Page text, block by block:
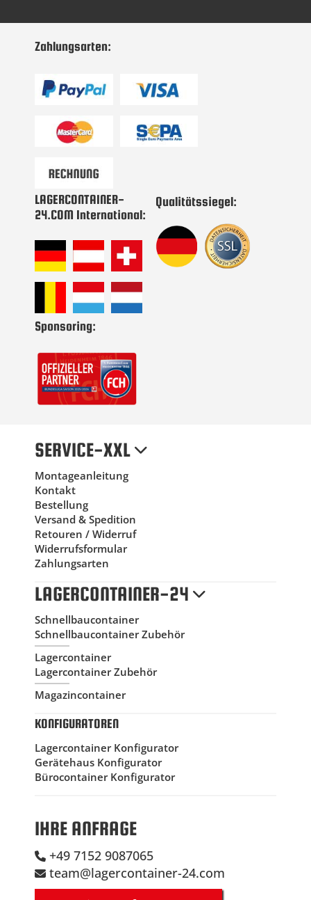
an:
Zahlungsarten:
LAGERCONTAINER-
24.COM International:
Qualitätssiegel:
Sponsoring:
SERVICE-XXL
Montageanleitung
Kontakt
Bestellung
Versand & Spedition
Retouren / Widerruf
Widerrufsformular
Zahlungsarten
LAGERCONTAINER-24
Schnellbaucontainer
Schnellbaucontainer Zubehör
Lagercontainer
Lagercontainer Zubehör
Magazincontainer
KONFIGURATOREN
Lagercontainer Konfigurator
Gerätehaus Konfigurator
Bürocontainer Konfigurator
IHRE ANFRAGE
+49 7152 9087065
team@lagercontainer-24.com